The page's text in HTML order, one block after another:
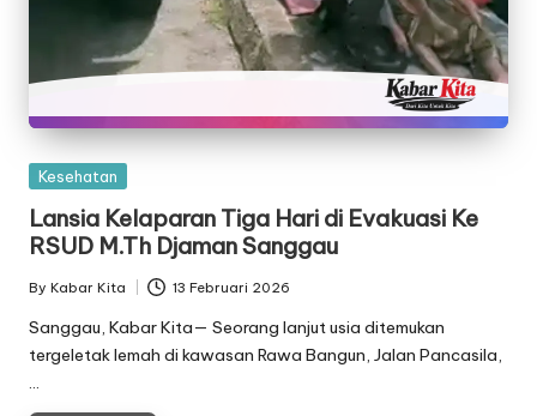
Posted
Kesehatan
Lansia Kelaparan Tiga Hari di Evakuasi Ke
RSUD M.Th Djaman Sanggau
Posted
by
By Kabar Kita 13 Februari 2026
Sanggau, Kabar Kita— Seorang lanjut usia ditemukan
tergeletak lemah di kawasan Rawa Bangun, Jalan Pancasila,
…